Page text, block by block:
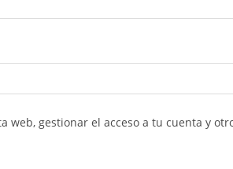
gestionar el acceso a tu cuenta y